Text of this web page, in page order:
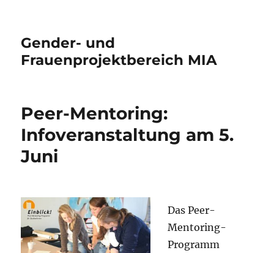
Gender- und
Frauenprojektbereich MIA
Peer-Mentoring:
Infoveranstaltung am 5.
Juni
Das Peer-
Mentoring-
Programm